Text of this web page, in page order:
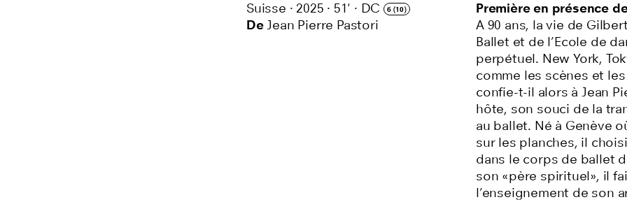
Suisse · 2025 · 51' · DC 6 (10)
DeJean Pierre Pastori
Première en présence
A 90 ans, la vie de
Ballet et de l’Ecole de
perpétuel. New York,
comme les scènes et
confie-t-il alors à Jean
hôte, son souci de la
au ballet. Né à Genève
sur les planches, il
dans le corps de ballet
son «père spirituel», il
l’enseignement de son